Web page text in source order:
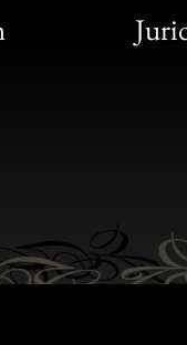
Clic